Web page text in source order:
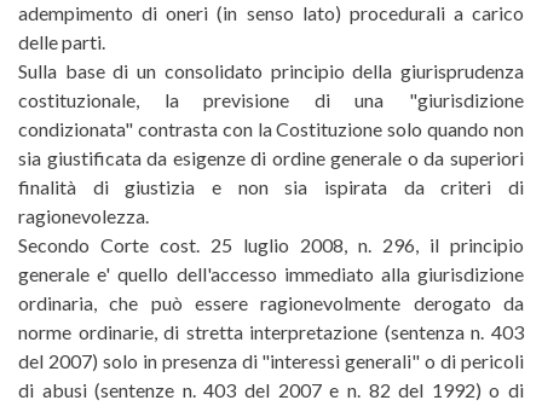
adempimento di oneri (in senso lato) procedurali a carico
delle parti.
Sulla base di un consolidato principio della giurisprudenza
costituzionale, la previsione di una "giurisdizione
condizionata" contrasta con la Costituzione solo quando non
sia giustificata da esigenze di ordine generale o da superiori
finalità di giustizia e non sia ispirata da criteri di
ragionevolezza.
Secondo Corte cost. 25 luglio 2008, n. 296, il principio
generale e' quello dell'accesso immediato alla giurisdizione
ordinaria, che può essere ragionevolmente derogato da
norme ordinarie, di stretta interpretazione (sentenza n. 403
del 2007) solo in presenza di "interessi generali" o di pericoli
di abusi (sentenze n. 403 del 2007 e n. 82 del 1992) o di